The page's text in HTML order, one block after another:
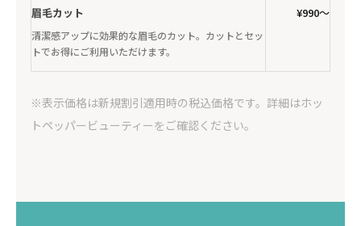
眉毛カット
清潔感アップに効果的な眉毛のカット。カットとセッ
トでお得にご利用いただけます。
¥990〜
※表示価格は新規割引適用時の税込価格です。詳細はホッ
トペッパービューティーをご確認ください。